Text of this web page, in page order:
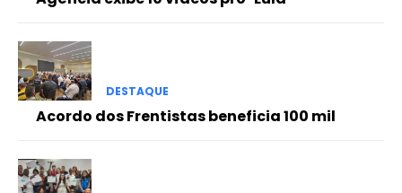
DESTAQUE
Acordo dos Frentistas beneficia 100 mil